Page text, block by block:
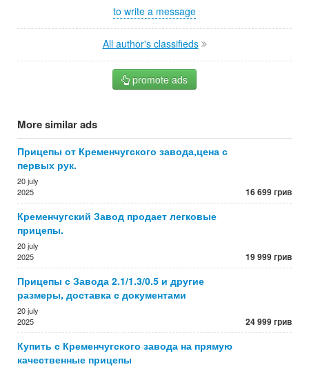
to write a message
All author's classifieds
promote ads
More similar ads
Прицепы от Кременчугского завода,цена с
первых рук.
20 july
2025
16 699 грив
Кременчугский Завод продает легковые
прицепы.
20 july
2025
19 999 грив
Прицепы с Завода 2.1/1.3/0.5 и другие
размеры, доставка с документами
20 july
2025
24 999 грив
Купить с Кременчугского завода на прямую
качественные прицепы